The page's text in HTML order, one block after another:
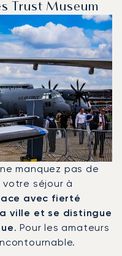
Trust Museum
manquez pas de
votre séjour à
avec fierté
ville et se distingue
. Pour les amateurs